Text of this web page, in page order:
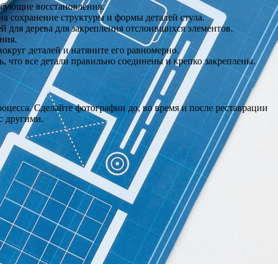
восстановления.
сохранение структуры и формы деталей стула.
дерева для закрепления отслоившихся элементов.
деталей и натяните его равномерно.
все детали правильно соединены и крепко закреплены.
Сделайте фотографии до, во время и после реставрации
другими.